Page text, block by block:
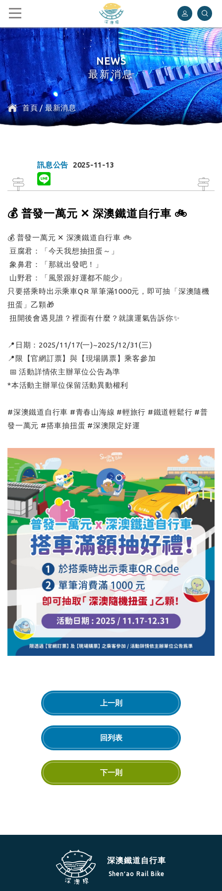
深澳鐵道自行車
NEWS
最新消息
首頁/最新消息
訊息公告 2025-11-13
💰 普發一萬元 ✕ 深澳鐵道自行車 🚲
💰 普發一萬元 ✕ 深澳鐵道自行車 🚲
豆腐君：「今天我想抽扭蛋～」
象鼻君：「那就出發吧！」
山野君：「風景跟好運都不能少」
只要搭乘時出示乘車QR 單筆滿1000元，即可抽「深澳隨機
扭蛋」乙顆🎁
扭開後會遇見誰？裡面有什麼？就讓運氣告訴你✨
📍日期：2025/11/17(一)~2025/12/31(三)
📍限【官網訂票】與【現場購票】乘客參加
📅 活動詳情依主辦單位公告為準
*本活動主辦單位保留活動異動權利
#深澳鐵道自行車 #青春山海線 #輕旅行 #鐵道輕鬆行 #普
發一萬元 #搭車抽扭蛋 #深澳限定好運
上一則
回列表
下一則
深澳鐵道自行車
Shen′ao Rail Bike